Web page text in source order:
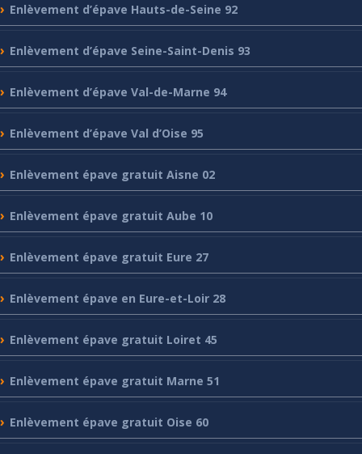
Enlèvement d’épave Hauts-de-Seine 92
Enlèvement d’épave Seine-Saint-Denis 93
Enlèvement d’épave Val-de-Marne 94
Enlèvement d’épave Val d’Oise 95
Enlèvement épave gratuit Aisne 02
Enlèvement épave gratuit Aube 10
Enlèvement épave gratuit Eure 27
Enlèvement épave en Eure-et-Loir 28
Enlèvement épave gratuit Loiret 45
Enlèvement épave gratuit Marne 51
Enlèvement épave gratuit Oise 60